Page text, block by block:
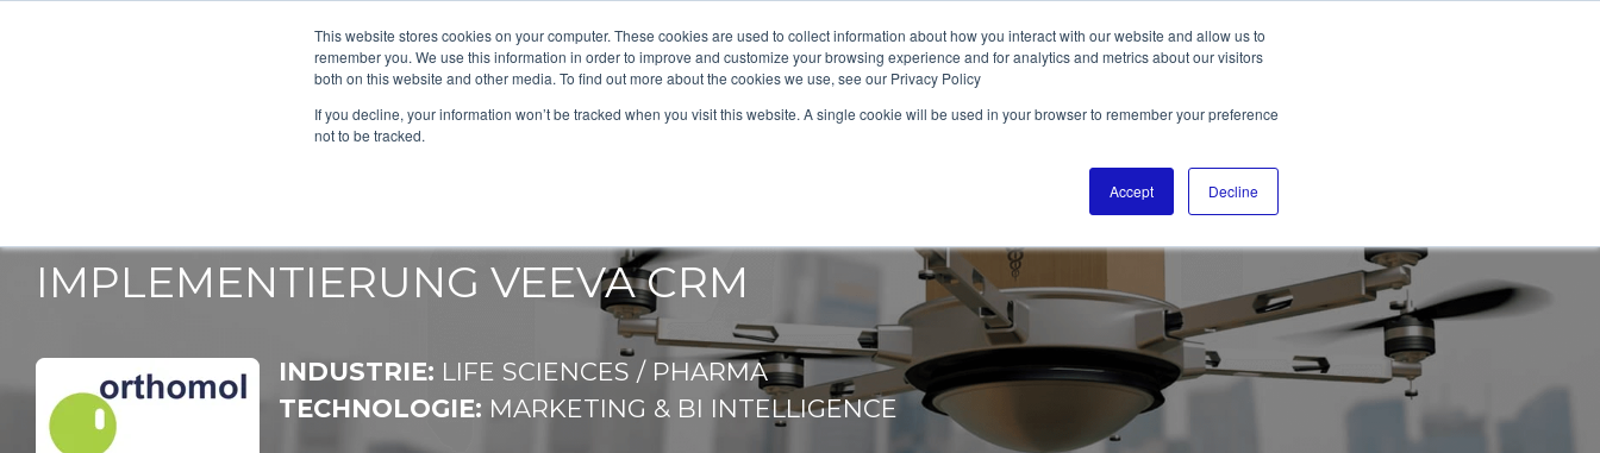
This website stores cookies on your computer. These cookies are used to collect information about how you interact with our website and allow us to
remember you. We use this information in order to improve and customize your browsing experience and for analytics and metrics about our visitors
both on this website and other media. To find out more about the cookies we use, see our Privacy Policy
If you decline, your information won’t be tracked when you visit this website. A single cookie will be used in your browser to remember your preference
not to be tracked.
Accept Decline
ORTHOMOL
IMPLEMENTIERUNG VEEVA CRM
INDUSTRIE: LIFE SCIENCES / PHARMA
TECHNOLOGIE: MARKETING & BI INTELLIGENCE